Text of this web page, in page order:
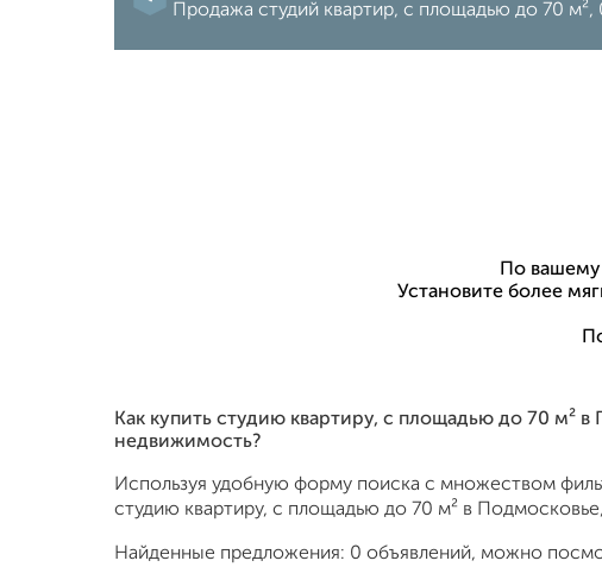
Продажа студий квартир, c площадью до 70
По
Установите более
Как купить студию квартиру, c площадью до 70 м²
недвижимость?
Используя удобную форму поиска с множеством
студию квартиру, c площадью до 70 м² в
Найденные предложения: 0 объявлений, можно